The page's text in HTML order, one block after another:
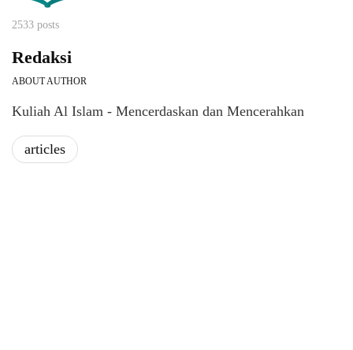
2533 posts
Redaksi
ABOUT AUTHOR
Kuliah Al Islam - Mencerdaskan dan Mencerahkan
articles